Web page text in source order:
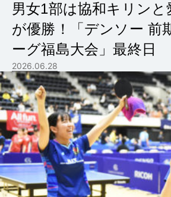
男女1部は協和キリンと
が優勝！「デンソー 前
ーグ福島大会」最終日
2026.06.28